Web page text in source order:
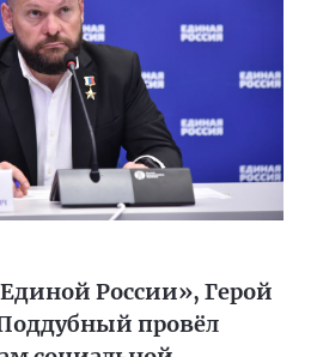
России», Герой
провёл